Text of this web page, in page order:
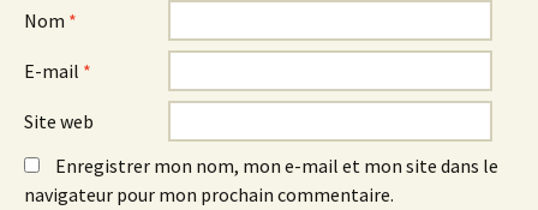
Nom *
E-mail *
Site web
Enregistrer mon nom, mon e-mail et mon site dans le
navigateur pour mon prochain commentaire.